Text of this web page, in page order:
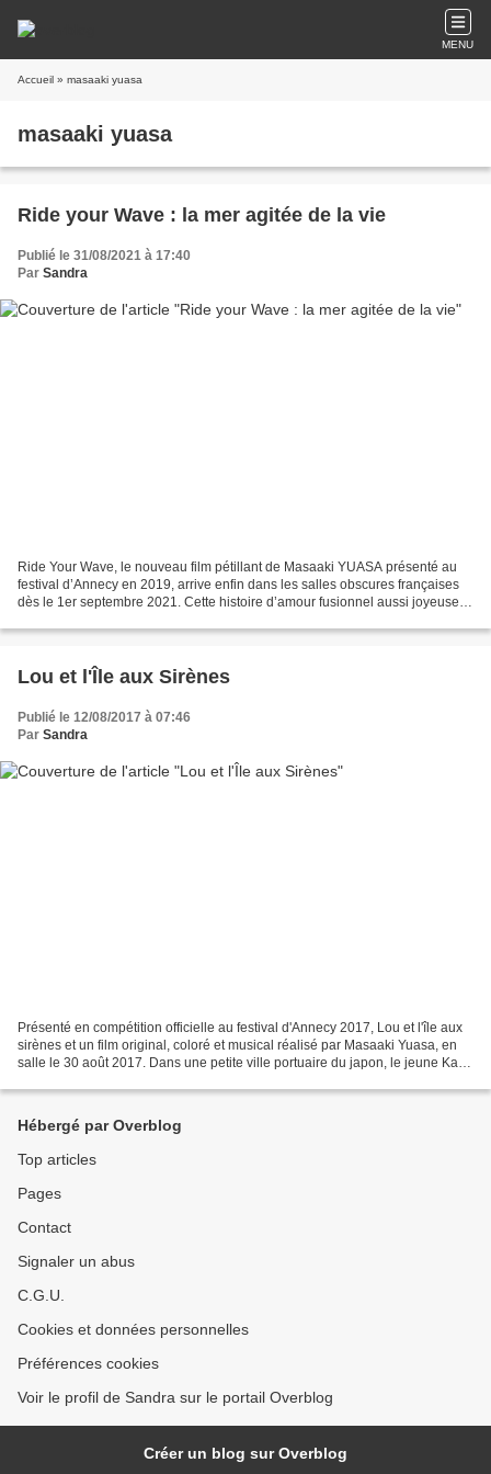
MENU
Accueil » masaaki yuasa
masaaki yuasa
Ride your Wave : la mer agitée de la vie
Publié le 31/08/2021 à 17:40
Par Sandra
Ride Your Wave, le nouveau film pétillant de Masaaki YUASA présenté au
festival d’Annecy en 2019, arrive enfin dans les salles obscures françaises
dès le 1er septembre 2021. Cette histoire d’amour fusionnel aussi joyeuse
Lou et l'Île aux Sirènes
Publié le 12/08/2017 à 07:46
Par Sandra
Présenté en compétition officielle au festival d'Annecy 2017, Lou et l'île aux
sirènes et un film original, coloré et musical réalisé par Masaaki Yuasa, en
salle le 30 août 2017. Dans une petite ville portuaire du japon, le jeune Kai
Hébergé par Overblog
Top articles
Pages
Contact
Signaler un abus
C.G.U.
Cookies et données personnelles
Préférences cookies
Voir le profil de Sandra sur le portail Overblog
Créer un blog sur Overblog